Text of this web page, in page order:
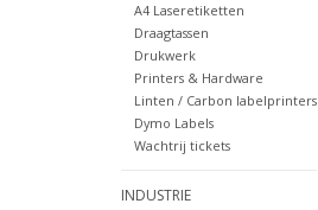
A4 Laseretiketten
Draagtassen
Drukwerk
Printers & Hardware
Linten / Carbon labelprinters
Dymo Labels
Wachtrij tickets
INDUSTRIE